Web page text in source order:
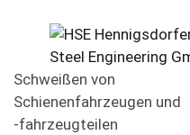
Schweißen von
Schienenfahrzeugen und
-fahrzeugteilen